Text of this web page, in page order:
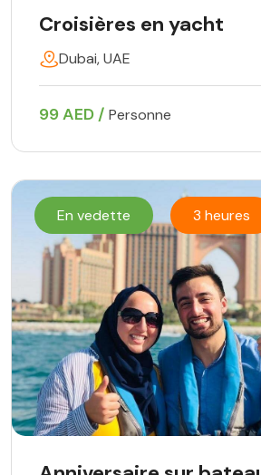
Croisières en yacht
Dubai, UAE
99 AED / Personne
En vedette 3 heures